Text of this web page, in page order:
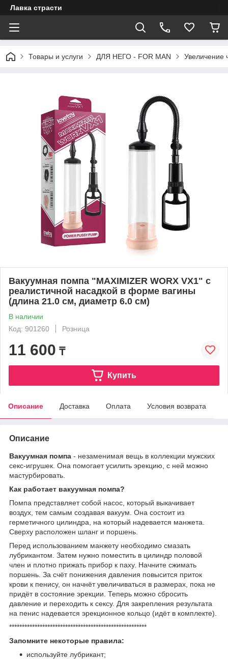
Лавка страсти
Товары и услуги ДЛЯ НЕГО - FOR MAN Увеличение
Вакуумная помпа "MAXIMIZER WORX VX1" с
реалистичной насадкой в форме вагины
(длина 21.0 см, диаметр 6.0 см)
В наличии
Код: 901260
Розница
11 600 ₸
Купить
Описание Доставка Оплата Условия возврата
Описание
Вакуумная помпа - незаменимая вещь в коллекции мужских
секс-игрушек. Она помогает усилить эрекцию, с ней можно
мастурбировать.
Как работает вакуумная помпа?
Помпа представляет собой насос, который выкачивает
воздух, тем самым создавая вакуум. Она состоит из
герметичного цилиндра, на который надевается манжета.
Сверху расположен шланг и поршень.
Перед использованием манжету необходимо смазать
лубрикантом. Затем нужно поместить в цилиндр половой
член и плотно прижать прибор к паху. Начните сжимать
поршень. За счёт понижения давления повысится приток
крови к пенису, он начнёт увеличиваться в размерах, пока не
придёт в состояние эрекции. Теперь можно сбросить
давление и переходить к сексу. Для закрепления результата
на пенис надевается эрекционное кольцо (идёт в комплекте).
******************************************************
Запомните некоторые правила:
используйте лубрикант;